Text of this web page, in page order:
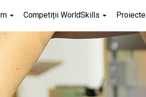
Competiții WorldSkills Proiecte